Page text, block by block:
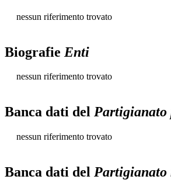
nessun riferimento trovato
Biografie Enti
nessun riferimento trovato
Banca dati del Partigianato
nessun riferimento trovato
Banca dati del Partigianato